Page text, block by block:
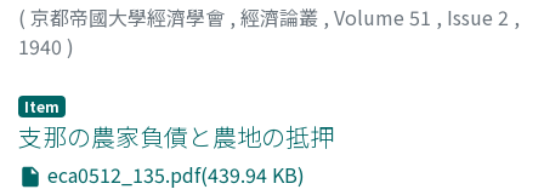
( 京都帝國大學經濟學會 , 經濟論叢 , Volume 51 , Issue 2 ,
1940 )
Item
支那の農家負債と農地の抵押
eca0512_135.pdf(439.94 KB)